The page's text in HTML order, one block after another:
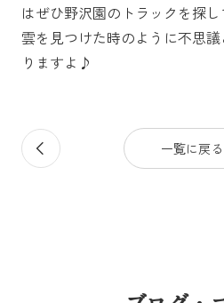
はぜひ野沢園のトラックを探
雲を見つけた時のように不思
りますよ♪
前
の
一覧に戻る